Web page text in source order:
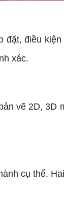
điều
xác.
vẽ 2D, 3D
cụ thể.